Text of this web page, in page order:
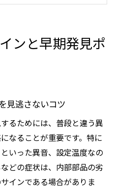
給湯器セルフ診断方法
ェック方法
ない時の点検ポイント
した時の初期対応手順
やブレーカーの確認方法
急連絡先と相談の流れ
診断の極意
ンと早期発見ポ
見逃さないコツ
るためには、普段と違う異
なることが重要です。特に
いった異音、設定温度なの
どの症状は、内部部品の劣
インである場合がありま